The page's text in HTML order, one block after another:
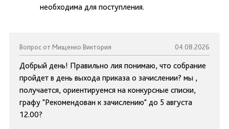
необходима для поступления.
Вопрос от Мищенко Виктория 04.08.2026
Добрый день! Правильно лия понимаю, что собрание
пройдет в день выхода приказа о зачислении? мы ,
получается, ориентируемся на конкурсные списки,
графу "Рекомендован к зачислению" до 5 августа
12.00?